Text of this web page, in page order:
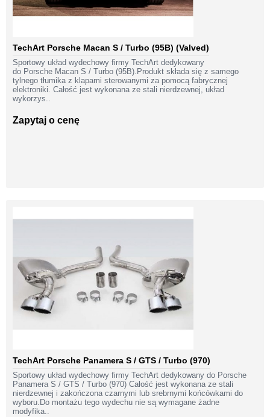
TechArt Porsche Macan S / Turbo (95B) (Valved)
Sportowy układ wydechowy firmy TechArt dedykowany
do Porsche Macan S / Turbo (95B).Produkt składa się z samego
tylnego tłumika z klapami sterowanymi za pomocą fabrycznej
elektroniki. Całość jest wykonana ze stali nierdzewnej, układ
wykorzys..
Zapytaj o cenę
TechArt Porsche Panamera S / GTS / Turbo (970)
Sportowy układ wydechowy firmy TechArt dedykowany do Porsche
Panamera S / GTS / Turbo (970) Całość jest wykonana ze stali
nierdzewnej i zakończona czarnymi lub srebrnymi końcówkami do
wyboru.Do montażu tego wydechu nie są wymagane żadne
modyfika..